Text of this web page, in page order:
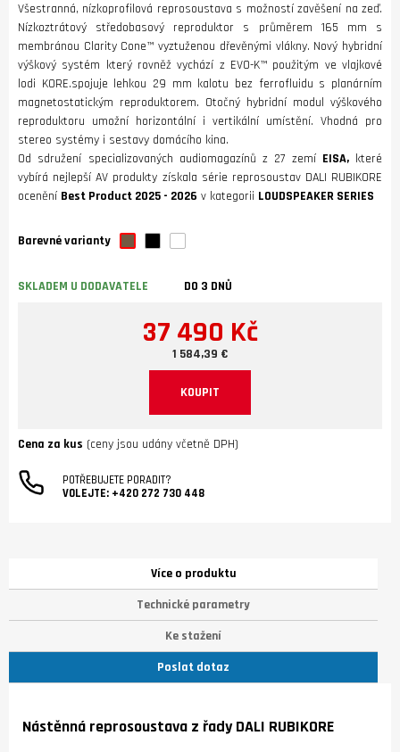
Všestranná, nízkoprofilová reprosoustava s možností zavěšení na zeď.
Nízkoztrátový středobasový reproduktor s průměrem 165 mm s
membránou Clarity Cone™ vyztuženou dřevěnými vlákny. Nový hybridní
výškový systém který rovněž vychází z EVO-K™ použitým ve vlajkové
lodi KORE.spojuje lehkou 29 mm kalotu bez ferrofluidu s planárním
magnetostatickým reproduktorem. Otočný hybridní modul výškového
reproduktoru umožní horizontální i vertikální umístění. Vhodná pro
stereo systémy i sestavy domácího kina.
Od sdružení specializovaných audiomagazínů z 27 zemí EISA,které
vybírá nejlepší AV produkty získala série reprosoustav DALI RUBIKORE
ocenění Best Product 2025 - 2026 v kategorii LOUDSPEAKER SERIES
Barevné varianty
SKLADEM U DODAVATELE DO 3 DNŮ
37 490 Kč
1 584,39 €
KOUPIT
Cena za kus (ceny jsou udány včetně DPH)
POTŘEBUJETE PORADIT?
VOLEJTE: +420 272 730 448
Více o produktu
Technické parametry
Ke stažení
Poslat dotaz
Nástěnná reprosoustava z řady DALI RUBIKORE